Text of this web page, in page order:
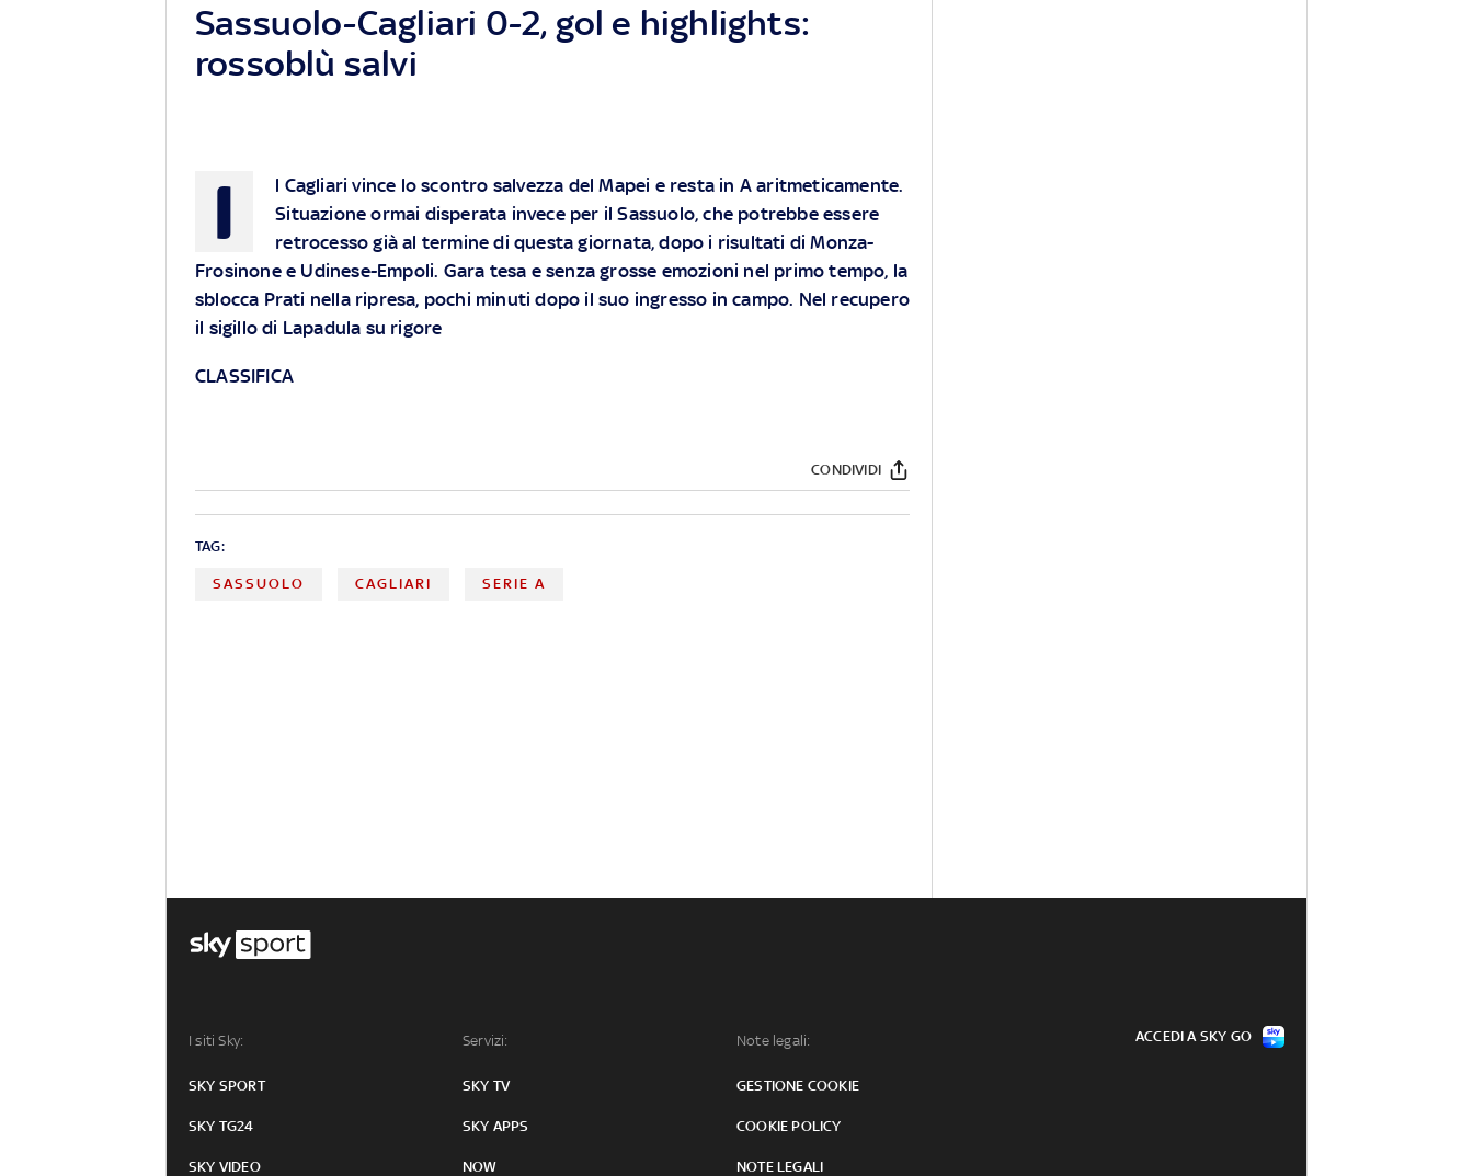
Sassuolo-Cagliari 0-2, gol e highlights:
rossoblù salvi
I
l Cagliari vince lo scontro salvezza del Mapei e resta in A aritmeticamente.
Situazione ormai disperata invece per il Sassuolo, che potrebbe essere
retrocesso già al termine di questa giornata, dopo i risultati di Monza-
Frosinone e Udinese-Empoli. Gara tesa e senza grosse emozioni nel primo tempo, la
sblocca Prati nella ripresa, pochi minuti dopo il suo ingresso in campo. Nel recupero
il sigillo di Lapadula su rigore
CLASSIFICA
CONDIVIDI
TAG:
SASSUOLO CAGLIARI SERIE A
I siti Sky:
SKY SPORT
SKY TG24
SKY VIDEO
Servizi:
SKY TV
SKY APPS
NOW
Note legali:
GESTIONE COOKIE
COOKIE POLICY
NOTE LEGALI
ACCEDI A SKY GO